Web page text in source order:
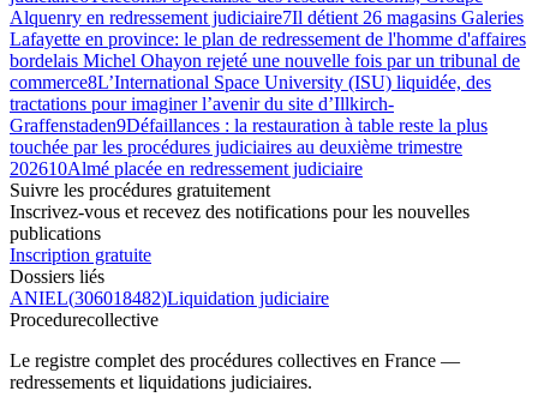
Alquenry en redressement judiciaire7Il détient 26 magasins Galeries
Lafayette en province: le plan de redressement de l'homme d'affaires
bordelais Michel Ohayon rejeté une nouvelle fois par un tribunal de
commerce8L’International Space University (ISU) liquidée, des
tractations pour imaginer l’avenir du site d’Illkirch-
Graffenstaden9Défaillances : la restauration à table reste la plus
touchée par les procédures judiciaires au deuxième trimestre
202610Almé placée en redressement judiciaire
Suivre les procédures gratuitement
Inscrivez-vous et recevez des notifications pour les nouvelles
publications
Inscription gratuite
Dossiers liés
ANIEL(306018482)Liquidation judiciaire
Procedurecollective
Le registre complet des procédures collectives en France —
redressements et liquidations judiciaires.